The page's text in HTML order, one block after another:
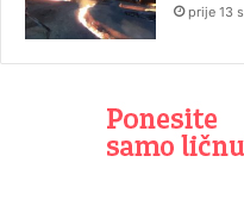
prije 13